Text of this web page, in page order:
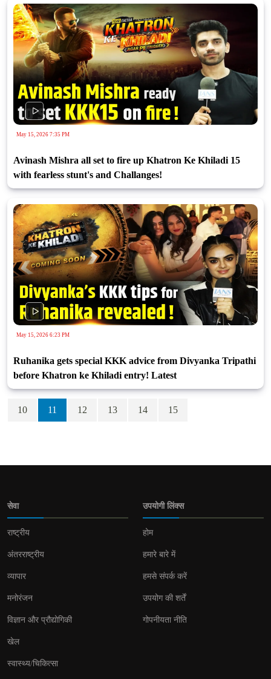
May 15, 2026 7:35 PM
Avinash Mishra all set to fire up Khatron Ke Khiladi 15
with fearless stunt's and Challanges!
May 15, 2026 6:23 PM
Ruhanika gets special KKK advice from Divyanka Tripathi
before Khatron ke Khiladi entry! Latest
10 11 12 13 14 15
सेवा
राष्ट्रीय
अंतरराष्ट्रीय
व्यापार
मनोरंजन
विज्ञान और प्रौद्योगिकी
खेल
स्वास्थ्य/चिकित्सा
उपयोगी लिंक्स
होम
हमारे बारे में
हमसे संपर्क करें
उपयोग की शर्तें
गोपनीयता नीति